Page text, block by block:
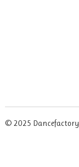
© 2025